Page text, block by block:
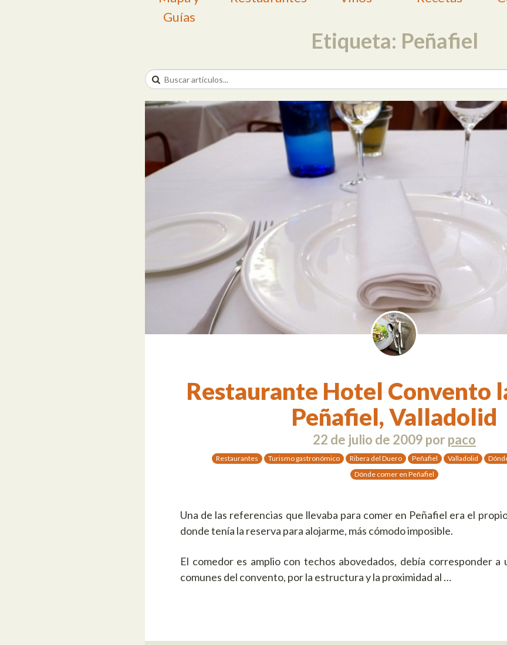
Guías
Etiqueta: Peñafiel
Restaurante Hotel Convento
Peñafiel, Valladolid
22 de julio de 2009 por paco
Restaurantes Turismo gastronómico Ribera del Duero Peñafiel Valladolid
Dónde comer en Peñafiel
Una de las referencias que llevaba para comer en Peñafiel era el
donde tenía la reserva para alojarme, más cómodo imposible.
El comedor es amplio con techos abovedados, debía corresponder a
comunes del convento, por la estructura y la proximidad al …